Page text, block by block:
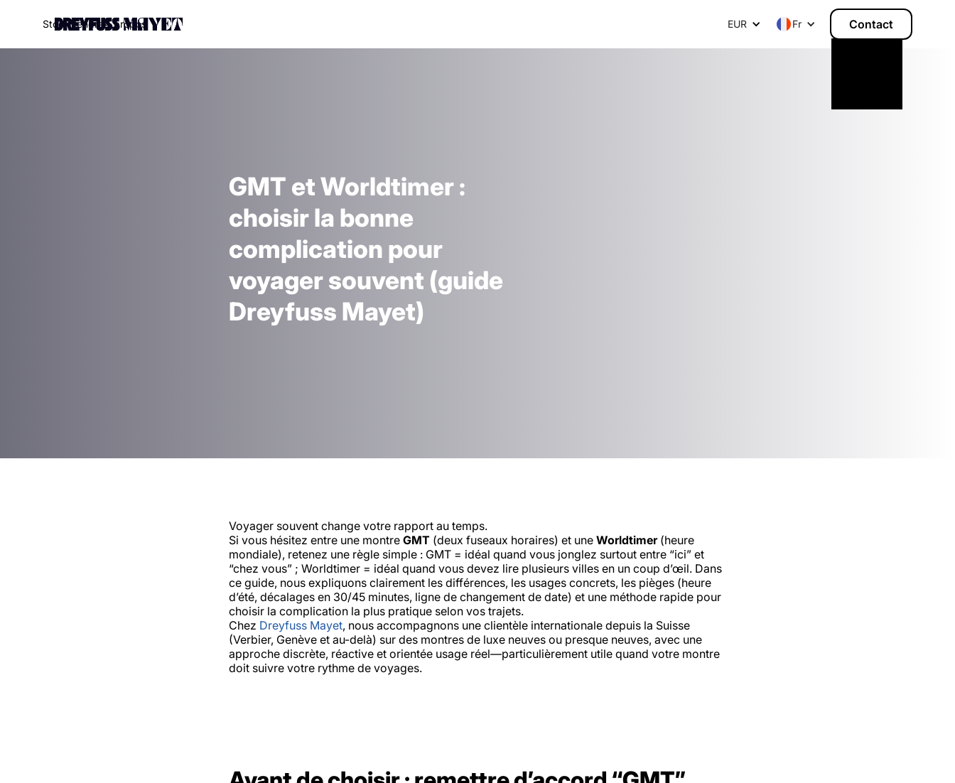
Sto c kVendr e À prop os EUR Fr Contact
GMT et Worldtimer :
choisir la bonne
complication pour
voyager souvent (guide
Dreyfuss Mayet)
Voyager souvent change votre rapport au temps.
Si vous hésitez entre une montre GMT (deux fuseaux horaires) et une Worldtimer(heure
mondiale), retenez une règle simple : GMT = idéal quand vous jonglez surtout entre “ici” et
“chez vous” ; Worldtimer = idéal quand vous devez lire plusieurs villes en un coup d’œil. Dans
ce guide, nous expliquons clairement les différences, les usages concrets, les pièges (heure
d’été, décalages en 30/45 minutes, ligne de changement de date) et une méthode rapide pour
choisir la complication la plus pratique selon vos trajets.
Chez Dreyfuss Mayet, nous accompagnons une clientèle internationale depuis la Suisse
(Verbier, Genève et au-delà) sur des montres de luxe neuves ou presque neuves, avec une
approche discrète, réactive et orientée usage réel—particulièrement utile quand votre montre
doit suivre votre rythme de voyages.